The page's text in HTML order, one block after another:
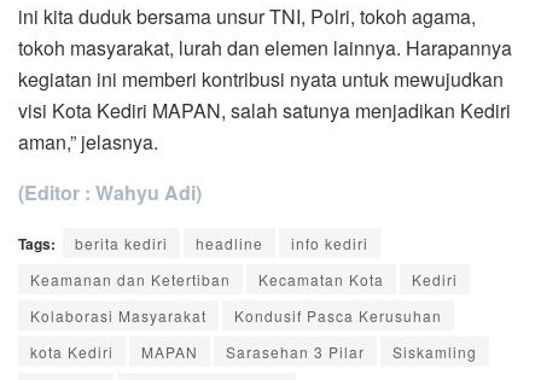
ini kita duduk bersama unsur TNI, Polri, tokoh agama,
tokoh masyarakat, lurah dan elemen lainnya. Harapannya
kegiatan ini memberi kontribusi nyata untuk mewujudkan
visi Kota Kediri MAPAN, salah satunya menjadikan Kediri
aman,” jelasnya.
(Editor : Wahyu Adi)
Tags: berita kediri headline
info kediri
Keamanan dan Ketertiban
Kecamatan Kota
Kediri
Kolaborasi Masyarakat
Kondusif Pasca Kerusuhan
kota Kediri
MAPAN Sarasehan 3 Pilar
Siskamling